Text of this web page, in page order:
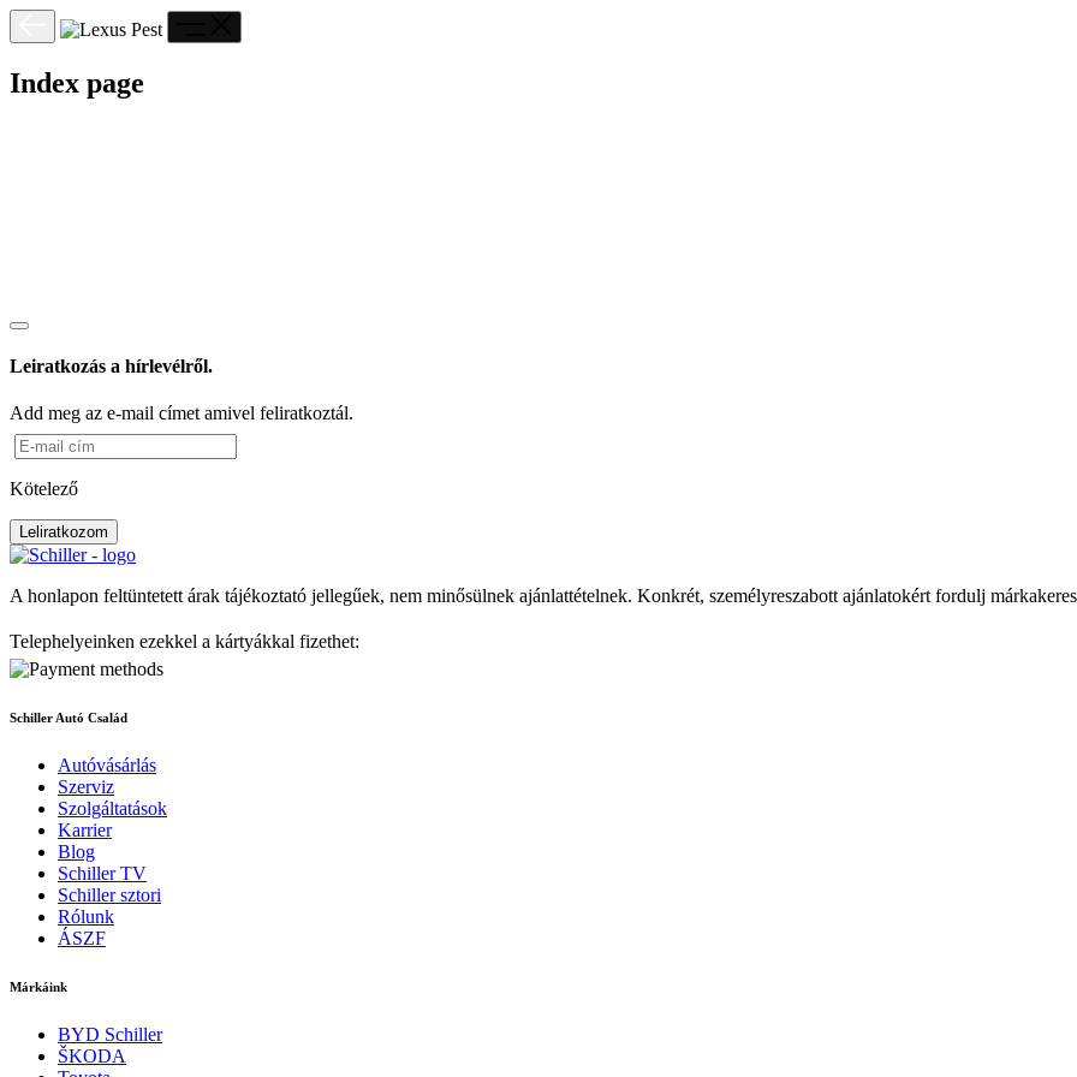
Index page
Leiratkozás a hírlevélről.
Add meg az e-mail címet amivel feliratkoztál.
Kötelező
Leliratkozom
A honlapon feltüntetett árak tájékoztató jellegűek, nem minősülnek ajánlattételnek. Konkrét, személyreszabott ajánlatokért fordulj
Telephelyeinken ezekkel a kártyákkal fizethet:
Schiller Autó Család
Autóvásárlás
Szerviz
Szolgáltatások
Karrier
Blog
Schiller TV
Schiller sztori
Rólunk
ÁSZF
Márkáink
BYD Schiller
ŠKODA